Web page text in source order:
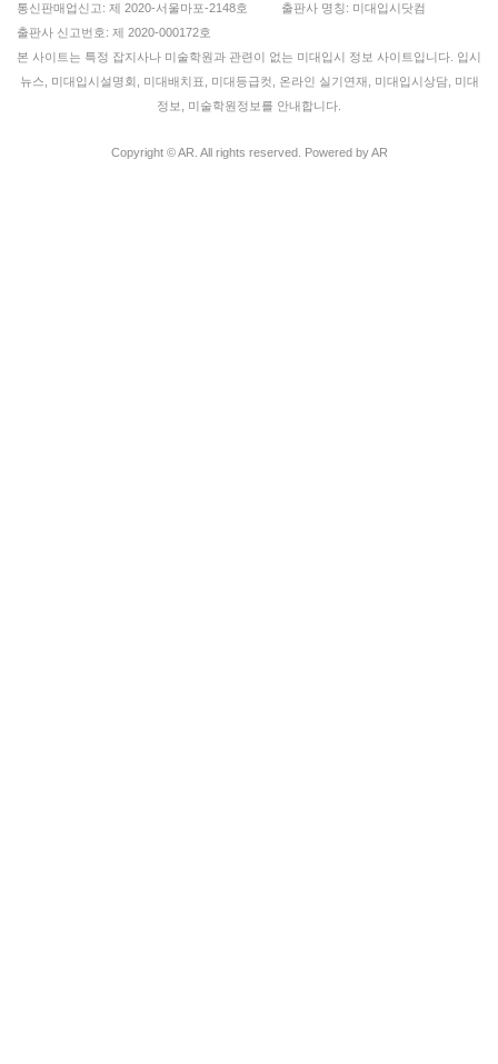
통신판매업신고: 제 2020-서울마포-2148호
출판사 명칭: 미대입시닷컴
출판사 신고번호: 제 2020-000172호
본 사이트는 특정 잡지사나 미술학원과 관련이 없는 미대입시 정보 사이트입니다. 입시
뉴스, 미대입시설명회, 미대배치표, 미대등급컷, 온라인 실기연재, 미대입시상담, 미대
정보, 미술학원정보를 안내합니다.
Copyright © AR. All rights reserved. Powered by AR